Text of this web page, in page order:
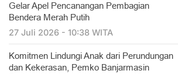
Gelar Apel Pencanangan Pembagian
Bendera Merah Putih
27 Juli 2026 - 10:38 WITA
Komitmen Lindungi Anak dari Perundungan
dan Kekerasan, Pemko Banjarmasin